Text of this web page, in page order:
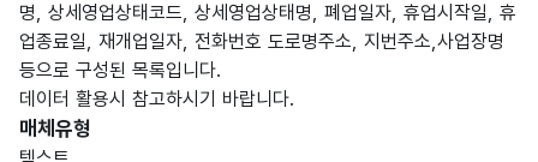
명, 상세영업상태코드, 상세영업상태명, 폐업일자, 휴업시작일, 휴
업종료일, 재개업일자, 전화번호 도로명주소, 지번주소,사업장명
등으로 구성된 목록입니다.
데이터 활용시 참고하시기 바랍니다.
매체유형